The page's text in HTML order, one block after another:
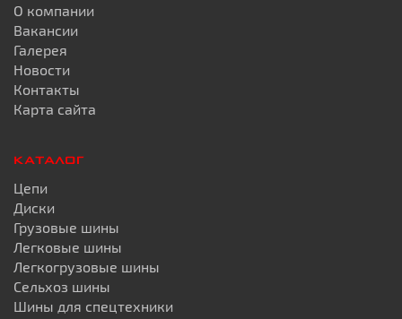
О компании
Вакансии
Галерея
Новости
Контакты
Карта сайта
КАТАЛОГ
Цепи
Диски
Грузовые шины
Легковые шины
Легкогрузовые шины
Сельхоз шины
Шины для спецтехники